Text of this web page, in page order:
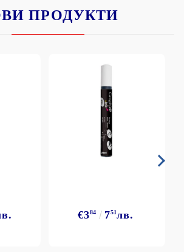
ПРОДУКТИ
€384 751лв.